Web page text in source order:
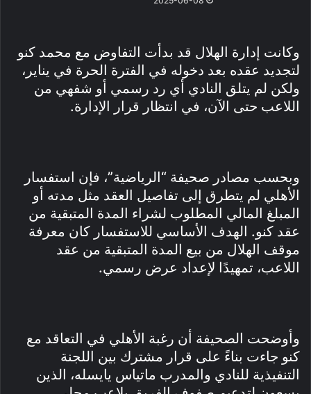
وكانت إدارة الهلال قد بدأت التفاوض مع محمد كنو
لتجديد عقده بعد دخوله في الفترة الحرة في يناير،
ولكن لم يتلق النادي أي رد رسمي أو شفهي من
اللاعب حتى الآن، في انتظار قرار الإدارة.
وبحسب مصادر صحيفة “الرياضية”، فإن استفسار
الأهلي لم يتطرق إلى تفاصيل العقد مثل مدته أو
المبلغ المالي المطلوب لشراء المدة المتبقية من
عقد كنو. الهدف الأساسي للاستفسار كان معرفة
موقف الهلال من بيع المدة المتبقية من عقد
اللاعب، تمهيدًا لإعداد عرض رسمي.
وأوضحت الصحيفة أن رغبة الأهلي في التعاقد مع
كنو جاءت بناءً على قرار مشترك بين اللجنة
التنفيذية للنادي والمدرب ماتياس يايسله، الذين